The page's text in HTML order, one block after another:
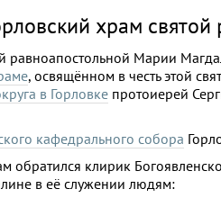
храм
равноапостольной Марии
, освящённом в честь этой
в Горловке протоиерей
кафедрального собора
обратился клирик
в её служении людям: